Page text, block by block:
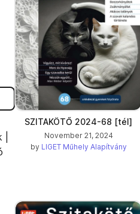
tab)
SZITAKÖTŐ 2024-68 [tél]
November 21, 2024
by LIGET Műhely Alapítvány